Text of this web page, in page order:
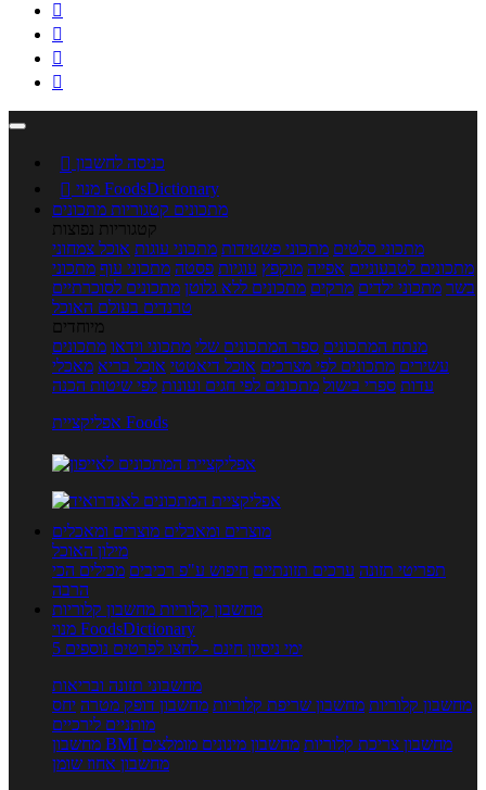




 כניסה לחשבון

מנוי FoodsDictionary
מתכונים קטגוריות מתכונים
קטגוריות נפוצות
מתכוני סלטים מתכוני פשטידות מתכוני עוגות אוכל צמחוני
מתכונים לטבעוניים אפייה מוקפץ עוגיות פסטה מתכוני עוף מתכוני
בשר מתכוני ילדים מרקים מתכונים ללא גלוטן מתכונים לסוכרתיים
טרנדים בעולם האוכל
מיוחדים
מנתח המתכונים ספר המתכונים שלי מתכוני וידאו מתכונים
עשירים מתכונים לפי מצרכים אוכל דיאטטי אוכל בריא מאכלי
עדות ספרי בישול מתכונים לפי חגים ועונות לפי שיטות הכנה
אפליקציית Foods
מוצרים ומאכלים מוצרים ומאכלים
מילון האוכל
תפריטי תזונה ערכים תזונתיים חיפוש ע"פ רכיבים מכילים הכי
הרבה
מחשבון קלוריות מחשבון קלוריות
מנוי FoodsDictionary
5 ימי ניסיון חינם - לחצו לפרטים נוספים
מחשבוני תזונה ובריאות
מחשבון קלוריות מחשבון שריפת קלוריות מחשבון דופק מטרה יחס
מותניים לירכיים
מחשבון BMI
מחשבון צריכת קלוריות מחשבון מינונים מומלצים
מחשבון אחוז שומן